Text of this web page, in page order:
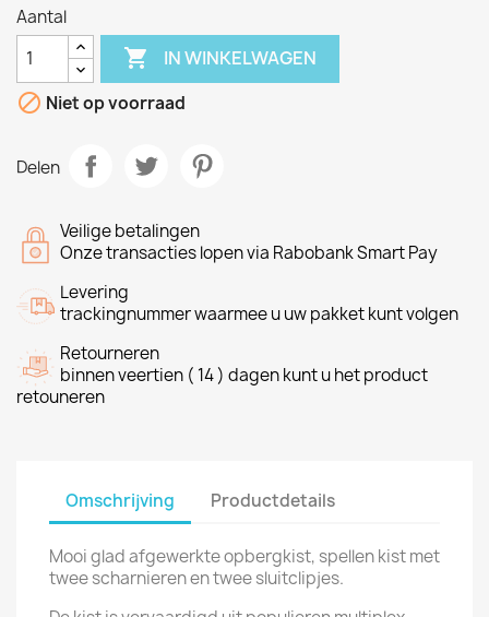
Aantal
 IN WINKELWAGEN
 Niet op voorraad
Delen
Veilige betalingen
Onze transacties lopen via Rabobank Smart Pay
Levering
trackingnummer waarmee u uw pakket kunt volgen
Retourneren
binnen veertien ( 14 ) dagen kunt u het product
retouneren
Omschrijving Productdetails
Mooi glad afgewerkte opbergkist, spellen kist met
twee scharnieren en twee sluitclipjes.